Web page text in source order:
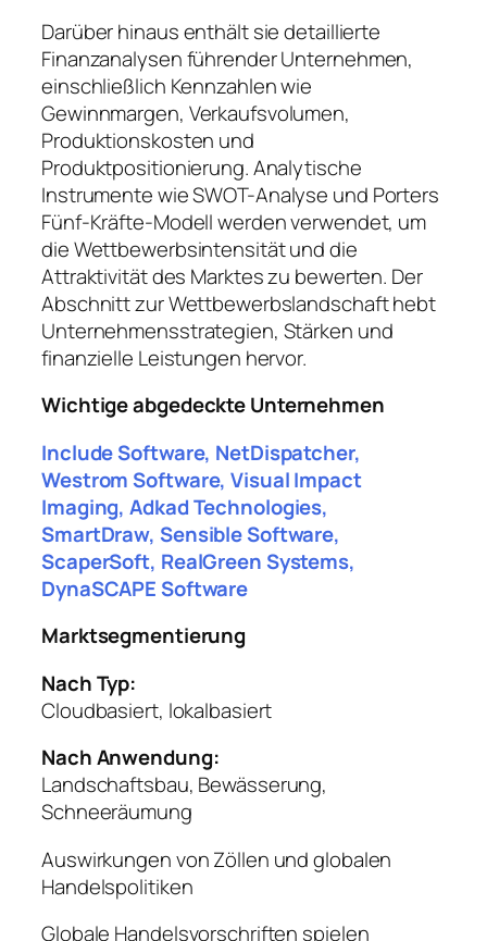
Darüber hinaus enthält sie detaillierte
Finanzanalysen führender Unternehmen,
einschließlich Kennzahlen wie
Gewinnmargen, Verkaufsvolumen,
Produktionskosten und
Produktpositionierung. Analytische
Instrumente wie SWOT-Analyse und Porters
Fünf-Kräfte-Modell werden verwendet, um
die Wettbewerbsintensität und die
Attraktivität des Marktes zu bewerten. Der
Abschnitt zur Wettbewerbslandschaft hebt
Unternehmensstrategien, Stärken und
finanzielle Leistungen hervor.
Wichtige abgedeckte Unternehmen
Include Software, NetDispatcher,
Westrom Software, Visual Impact
Imaging, Adkad Technologies,
SmartDraw, Sensible Software,
ScaperSoft, RealGreen Systems,
DynaSCAPE Software
Marktsegmentierung
Nach Typ:
Cloudbasiert, lokalbasiert
Nach Anwendung:
Landschaftsbau, Bewässerung,
Schneeräumung
Auswirkungen von Zöllen und globalen
Handelspolitiken
Globale Handelsvorschriften spielen